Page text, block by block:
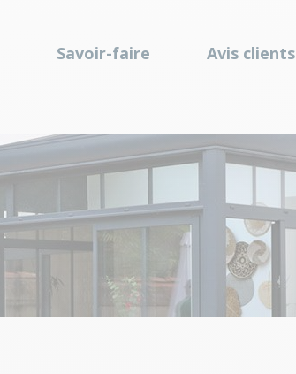
Savoir-faire Avis clients